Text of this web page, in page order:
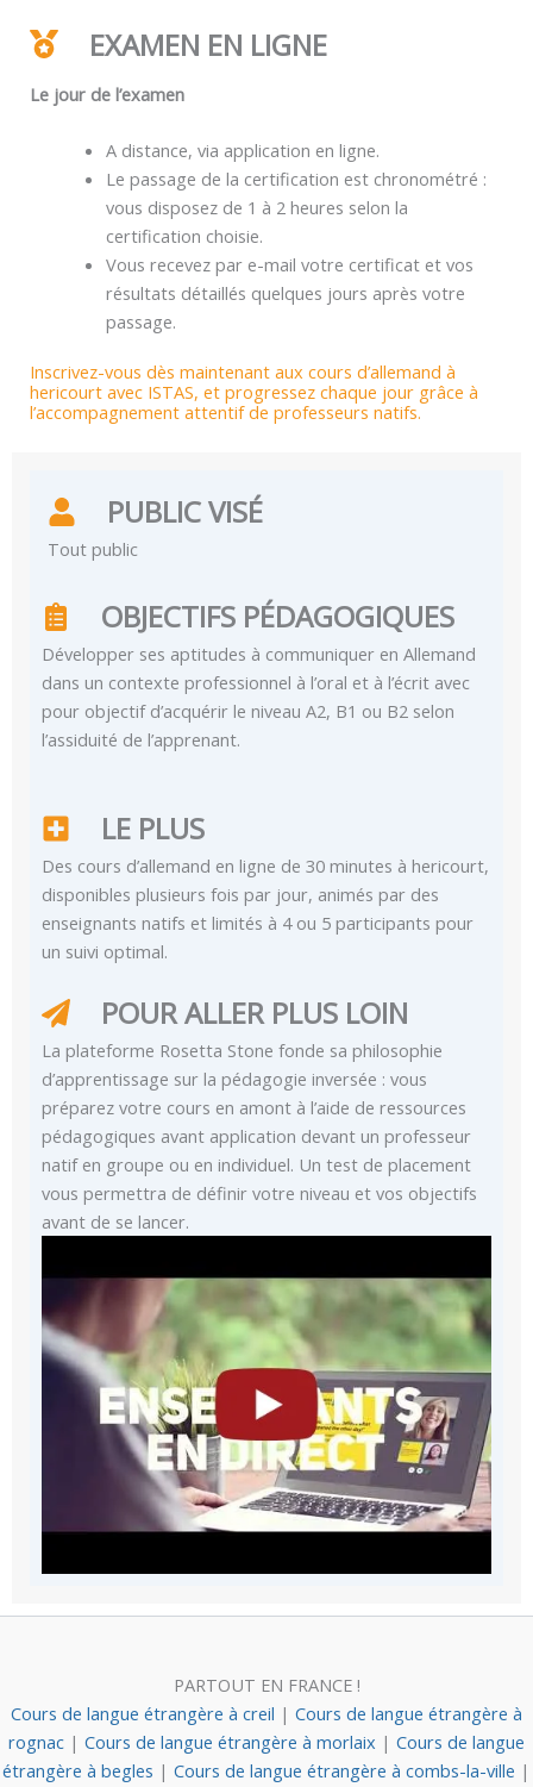
EXAMEN EN LIGNE
Le jour de l’examen
A distance, via application en ligne.
Le passage de la certification est chronométré :
vous disposez de 1 à 2 heures selon la
certification choisie.
Vous recevez par e-mail votre certificat et vos
résultats détaillés quelques jours après votre
passage.
Inscrivez-vous dès maintenant aux cours d’allemand à
hericourt avec ISTAS, et progressez chaque jour grâce à
l’accompagnement attentif de professeurs natifs.
PUBLIC VISÉ
Tout public
OBJECTIFS PÉDAGOGIQUES
Développer ses aptitudes à communiquer en Allemand
dans un contexte professionnel à l’oral et à l’écrit avec
pour objectif d’acquérir le niveau A2, B1 ou B2 selon
l’assiduité de l’apprenant.
LE PLUS
Des cours d’allemand en ligne de 30 minutes à hericourt,
disponibles plusieurs fois par jour, animés par des
enseignants natifs et limités à 4 ou 5 participants pour
un suivi optimal.
POUR ALLER PLUS LOIN
La plateforme Rosetta Stone fonde sa philosophie
d’apprentissage sur la pédagogie inversée : vous
préparez votre cours en amont à l’aide de ressources
pédagogiques avant application devant un professeur
natif en groupe ou en individuel. Un test de placement
vous permettra de définir votre niveau et vos objectifs
avant de se lancer.
PARTOUT EN FRANCE !
Cours de langue étrangère à creil | Cours de langue étrangère à
rognac | Cours de langue étrangère à morlaix | Cours de langue
étrangère à begles | Cours de langue étrangère à combs-la-ville |